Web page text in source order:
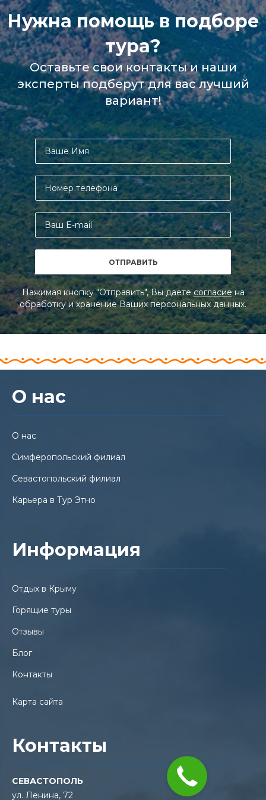
Нужна помощь в подборе
тура?
Оставьте свои контакты и наши
эксперты подберут для вас лучший
вариант!
Нажимая кнопку "Отправить", Вы даетесогласиена
обработку и хранение Ваших персональных данных.
О нас
О нас
Симферопольский филиал
Севастопольский филиал
Карьера в Тур Этно
Информация
Отдых в Крыму
Горящие туры
Отзывы
Блог
Контакты
Карта сайта
Контакты
СЕВАСТОПОЛЬ
ул. Ленина, 72